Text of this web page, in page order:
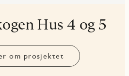
Hus 4 og 5
om prosjektet